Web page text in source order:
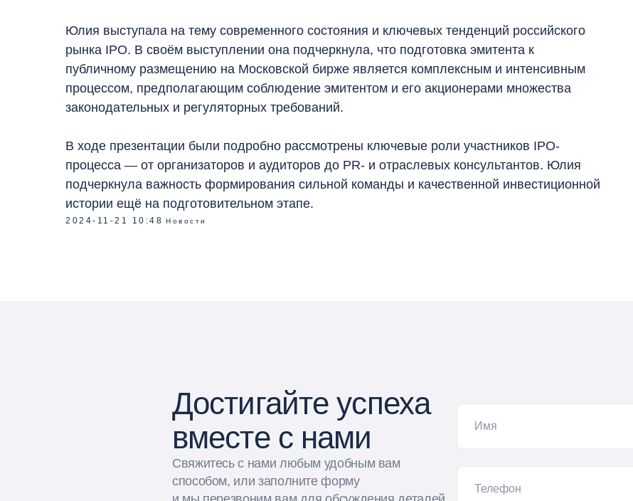
Юлия выступала на тему современного состояния и ключевых тенденций российского
рынка IPO. В своём выступлении она подчеркнула, что подготовка эмитента к
публичному размещению на Московской бирже является комплексным и интенсивным
процессом, предполагающим соблюдение эмитентом и его акционерами множества
законодательных и регуляторных требований.
В ходе презентации были подробно рассмотрены ключевые роли участников IPO-
процесса — от организаторов и аудиторов до PR- и отраслевых консультантов. Юлия
подчеркнула важность формирования сильной команды и качественной инвестиционной
истории ещё на подготовительном этапе.
2024-11-21 10:48 Новости
Достигайте успеха
вместе с нами
Свяжитесь с нами любым удобным вам
способом, или заполните форму